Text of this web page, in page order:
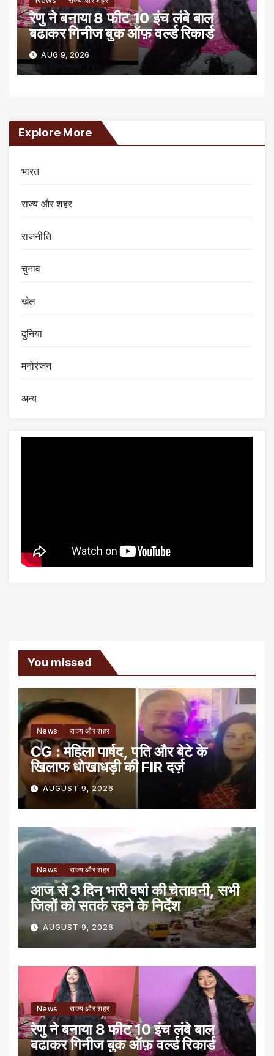
रेणु ने बनाया 8 फीट 10 इंच लंबे बाल
बढाकर गिनीज बुक ऑफ़ वर्ल्ड रिकार्ड
AUG 9, 2026
Explore More
भारत
राज्य और शहर
राजनीति
चुनाव
खेल
दुनिया
मनोरंजन
अन्य
You missed
News राज्य और शहर
CG : महिला पार्षद, पति और बेटे के
खिलाफ धोखाधड़ी की FIR दर्ज़
AUGUST 9, 2026
News राज्य और शहर
आज से 3 दिन भारी वर्षा की चेतावनी, सभी
जिलों को सतर्क रहने के निर्देश
AUGUST 9, 2026
News राज्य और शहर
रेणु ने बनाया 8 फीट 10 इंच लंबे बाल
बढाकर गिनीज बुक ऑफ़ वर्ल्ड रिकार्ड